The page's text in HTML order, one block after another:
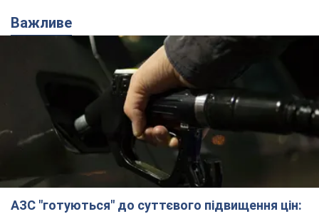
Важливе
АЗС "готуються" до суттєвого підвищення цін: